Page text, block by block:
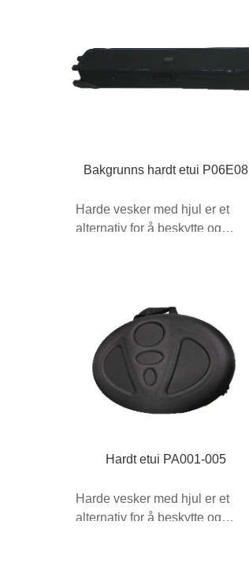
Bakgrunns hardt etui P06E08
Harde vesker med hjul er et
alternativ for å beskytte og
Hardt etui PA001-005
Harde vesker med hjul er et
alternativ for å beskytte og